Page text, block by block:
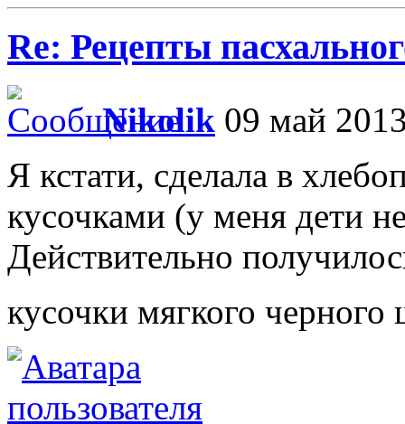
Re: Рецепты
Nikolik 09 май
Я кстати, сделала в
кусочками (у меня дети
Действительно
кусочки мягкого